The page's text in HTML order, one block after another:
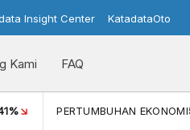
Insight Center KatadataOto
Kami FAQ
PERTUMBUHAN EKONOMI